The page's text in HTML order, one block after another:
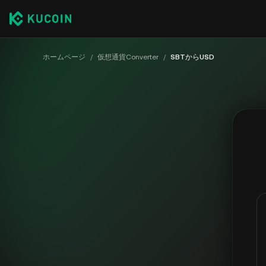
ホームページ / 仮想通貨Converter / SBTからUSD